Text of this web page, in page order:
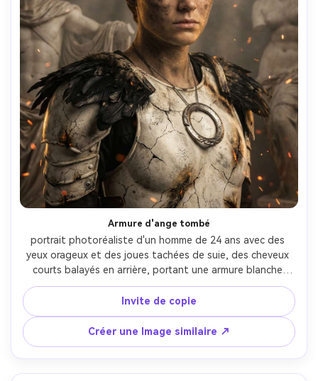
Armure d'ange tombé
portrait photoréaliste d'un homme de 24 ans avec des
yeux orageux et des joues tachées de suie, des cheveux
courts balayés en arrière, portant une armure blanche
fissurée avec des pauldrons de plumes noircies et un
pendentif halo cassé, sur un champ de bataille de
statues en marbre ruinées et de braises dérivantes,
lumière directionnelle dure d'en haut avec des rayons
volumétriques fumés, Sony A1, 70-200mm à 100mm f/2.8,
encadrement poitrine, humeur héroïque mais triste, pores
de peau réalistes, textures graines, hauts détails,
Invite de copie
Créer une Image similaire ↗